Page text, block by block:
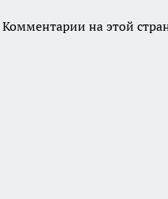
Комментарии на этой